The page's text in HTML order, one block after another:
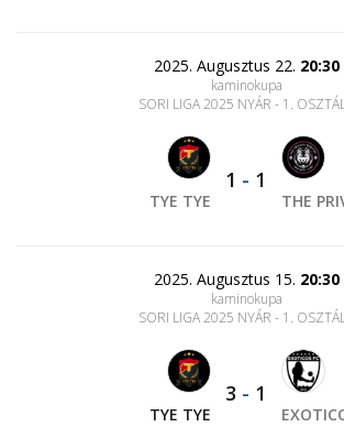
2025. Augusztus 22. 20:30
kaminokupa
SORI LIGA 2025 NYÁR - 1.
TYE TYE
1 - 1
THE
2025. Augusztus 15. 20:30
kaminokupa
SORI LIGA 2025 NYÁR - 1.
TYE TYE
3 - 1